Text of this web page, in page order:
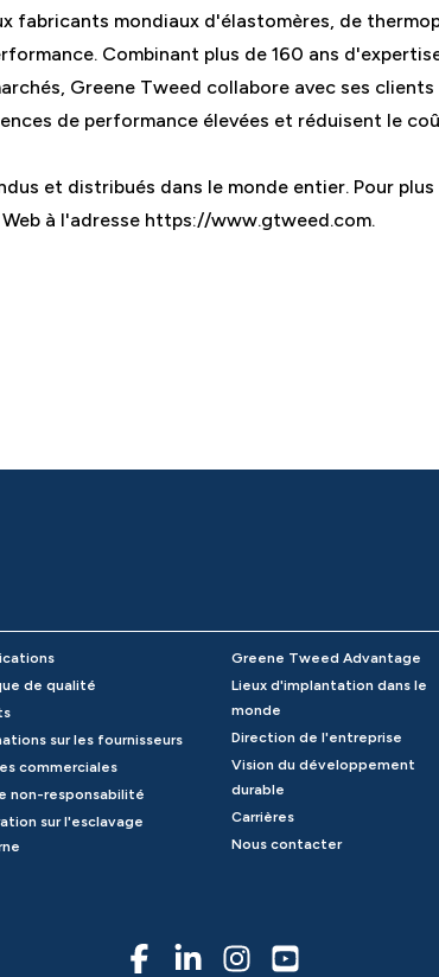
fabricants mondiaux d'élastomères, de
Combinant plus de 160 ans
Greene Tweed collabore avec ses
de performance élevées et réduisent le
et distribués dans le monde entier. Pour
Web à l'adresse https://www.gtweed.com.
de qualité
sur les fournisseurs
commerciales
non-responsabilité
sur l'esclavage
Greene Tweed Advantage
Lieux d'implantation dans le
monde
Direction de l'entreprise
Vision du développement
durable
Carrières
Nous contacter